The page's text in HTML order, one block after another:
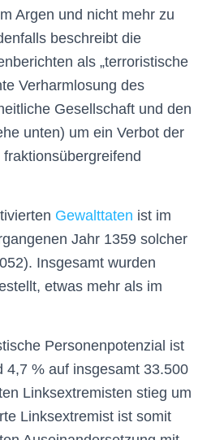
Argen und nicht mehr zu
beschreibt die
als „terroristische
Verharmlosung des
Gesellschaft und den
unten) um ein Verbot der
Gewalttaten ist im
Jahr 1359 solcher
Insgesamt wurden
etwas mehr als im
Personenpotenzial ist
4,7 % auf insgesamt 33.500
Linksextremisten stieg um
Linksextremist ist somit